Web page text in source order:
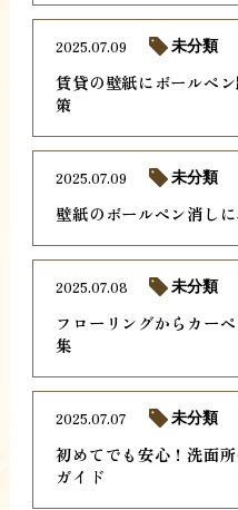
賃貸の壁紙にボールペ
策
2025.07.09 未分類
壁紙のボールペン消し
2025.07.09 未分類
フローリングからカー
集
2025.07.08 未分類
初めてでも安心！洗面
ガイド
2025.07.07 未分類